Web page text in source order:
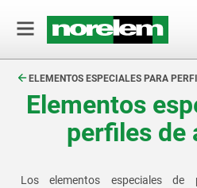
ELEMENTOS ESPECIALES PARA
Elementos
perfiles de
Los elementos especiales